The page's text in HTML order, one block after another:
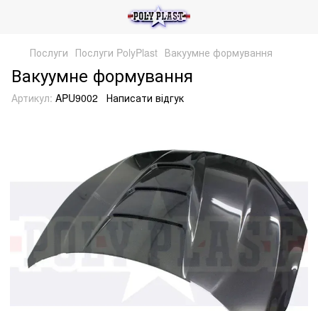
Послуги Послуги PolyPlast Вакуумне формування
Вакуумне формування
Артикул: APU9002 Написати відгук